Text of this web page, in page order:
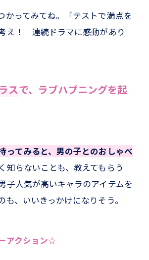
かってみてね。「テストで満点を
え！ 連続ドラマに感動があり
スで、ラブハプニングを起
ってみると、男の子とのおしゃべ
知らないことも、教えてもらう
子人気が高いキャラのアイテムを
も、いいきっかけになりそう。
アクション☆